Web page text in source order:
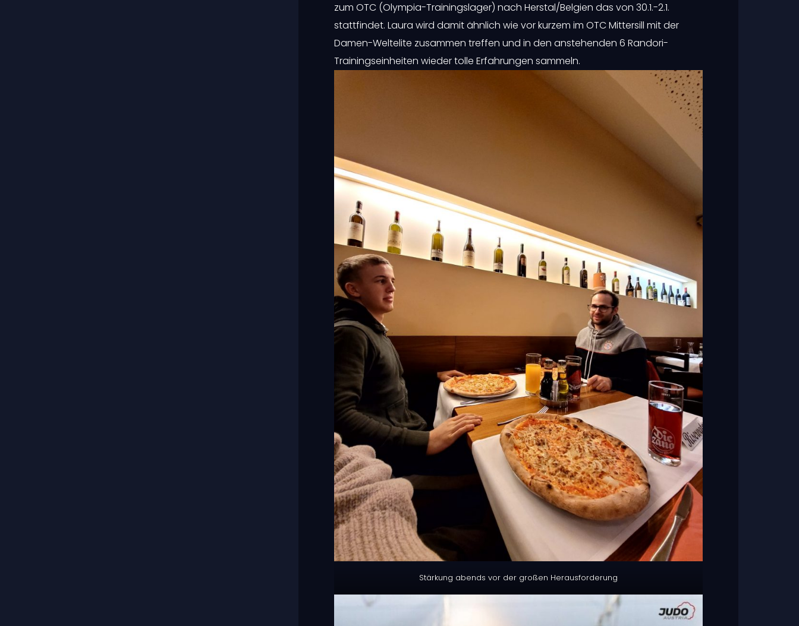
zum OTC (Olympia-Trainingslager) nach Herstal/Belgien das von 30.1.-2.1.
stattfindet. Laura wird damit ähnlich wie vor kurzem im OTC Mittersill mit der
Damen-Weltelite zusammen treffen und in den anstehenden 6 Randori-
Trainingseinheiten wieder tolle Erfahrungen sammeln.
Stärkung abends vor der großen Herausforderung